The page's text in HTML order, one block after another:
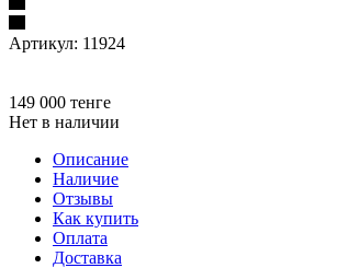
Артикул: 11924
149 000 тенге
Нет в наличии
Описание
Наличие
Отзывы
Как купить
Оплата
Доставка